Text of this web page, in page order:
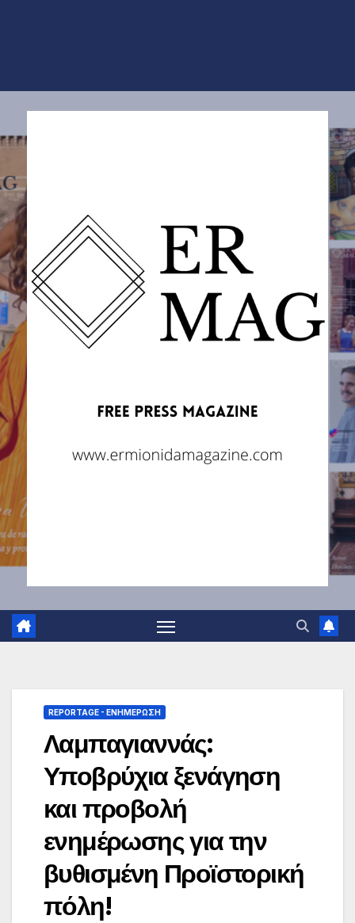
REPORTAGE - EΝΗΜΈΡΩΣΗ
Λαμπαγιαννάς:
Υποβρύχια ξενάγηση
και προβολή
ενημέρωσης για την
βυθισμένη Προϊστορική
πόλη!